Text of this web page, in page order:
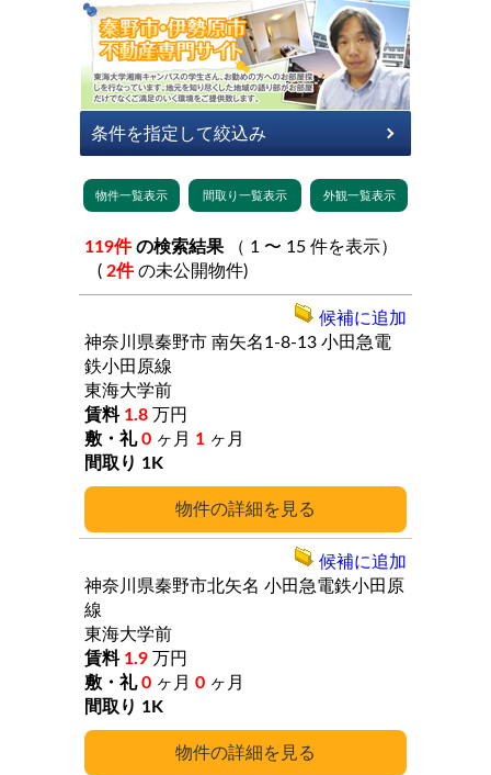
119件 の検索結果
( 2件 の未公開物件)
詳細
神奈川県秦野市 南矢名1-8-13 小田急電
鉄小田原線
東海大学前
1.8 万円
0 ヶ月 1 ヶ月
1K
候補に追加
詳細
神奈川県秦野市北矢名 小田急電鉄小田原
線
東海大学前
1.9 万円
0 ヶ月 0 ヶ月
1K
候補に追加